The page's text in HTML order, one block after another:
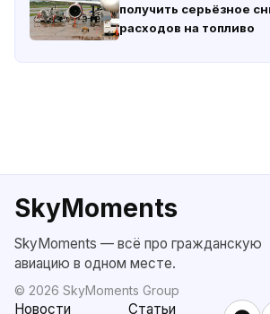
получить серьёзное
расходов на топливо
SkyMoments
SkyMoments — всё про гражданскую
авиацию в одном месте.
© 2026 SkyMoments Group
Новости Статьи